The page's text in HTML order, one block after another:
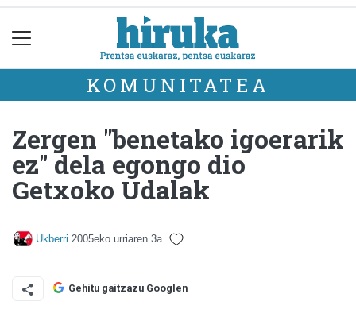
KOMUNITATEA
Zergen "benetako igoerarik
ez" dela egongo dio
Getxoko Udalak
Ukberri 2005eko urriaren 3a
Gehitu gaitzazu Googlen